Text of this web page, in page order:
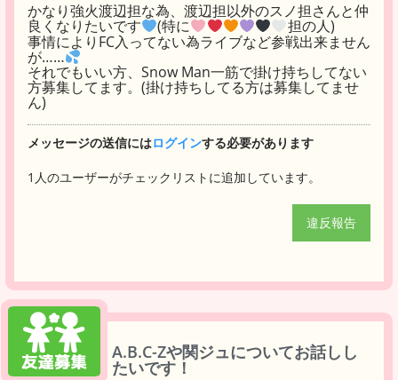
かなり強火渡辺担な為、渡辺担以外のスノ担さんと仲
良くなりたいです (特に 担の人)
事情によりFC入ってない為ライブなど参戦出来ません
が……
それでもいい方、Snow Man一筋で掛け持ちしてない
方募集してます。(掛け持ちしてる方は募集してませ
ん)
メッセージの送信にはログインする必要があります
1人のユーザーがチェックリストに追加しています。
違反報告
A.B.C-Zや関ジュについてお話しし
たいです！